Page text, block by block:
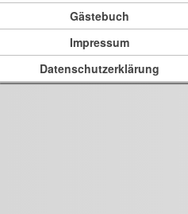
Gästebuch
Impressum
Datenschutzerklärung